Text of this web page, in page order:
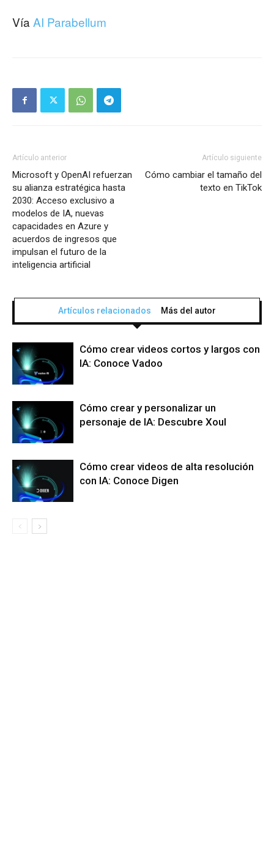
Vía AI Parabellum
Artículo anterior
Microsoft y OpenAI refuerzan
su alianza estratégica hasta
2030: Acceso exclusivo a
modelos de IA, nuevas
capacidades en Azure y
acuerdos de ingresos que
impulsan el futuro de la
inteligencia artificial
Artículo siguiente
Cómo cambiar el tamaño del
texto en TikTok
Artículos relacionados Más del autor
Cómo crear videos cortos y largos con
IA: Conoce Vadoo
Cómo crear y personalizar un
personaje de IA: Descubre Xoul
Cómo crear videos de alta resolución
con IA: Conoce Digen